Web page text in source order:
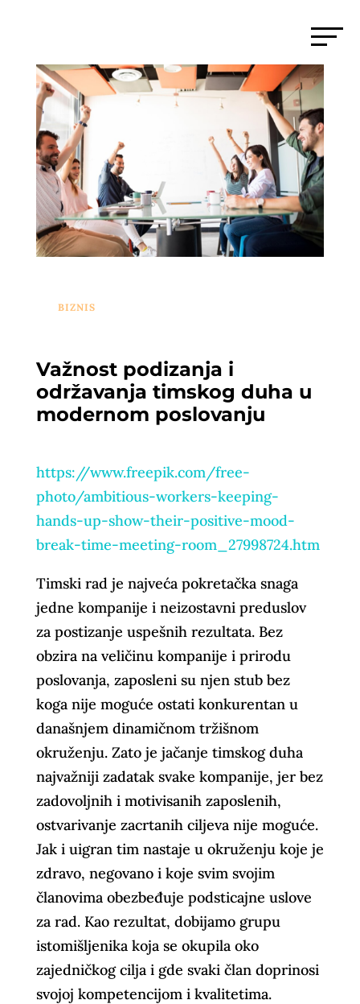
BIZNIS
Važnost podizanja i
održavanja timskog duha u
modernom poslovanju
https://www.freepik.com/free-
photo/ambitious-workers-keeping-
hands-up-show-their-positive-mood-
break-time-meeting-room_27998724.htm
Timski rad je najveća pokretačka snaga
jedne kompanije i neizostavni preduslov
za postizanje uspešnih rezultata. Bez
obzira na veličinu kompanije i prirodu
poslovanja, zaposleni su njen stub bez
koga nije moguće ostati konkurentan u
današnjem dinamičnom tržišnom
okruženju. Zato je jačanje timskog duha
najvažniji zadatak svake kompanije, jer bez
zadovoljnih i motivisanih zaposlenih,
ostvarivanje zacrtanih ciljeva nije moguće.
Jak i uigran tim nastaje u okruženju koje je
zdravo, negovano i koje svim svojim
članovima obezbeđuje podsticajne uslove
za rad. Kao rezultat, dobijamo grupu
istomišljenika koja se okupila oko
zajedničkog cilja i gde svaki član doprinosi
svojoj kompetencijom i kvalitetima.